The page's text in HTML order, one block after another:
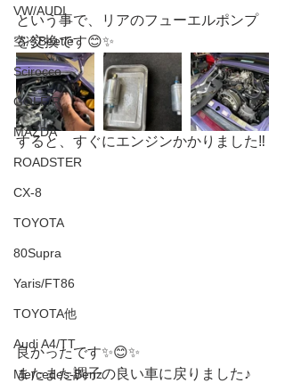
VW/AUDI
空冷Beetle
Scirocco
GOLF/R
MAZDA
ROADSTER
CX-8
TOYOTA
80Supra
Yaris/FT86
TOYOTA他
Audi A4/TT
Mercedes-Benz
という事で、リアのフューエルポンプ
を交換です😊✨
すると、すぐにエンジンかかりました‼️
良かったです✨😊✨
またまた調子の良い車に戻りました♪